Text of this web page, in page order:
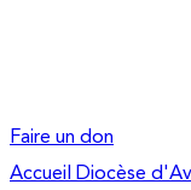
Faire un don
Accueil
Diocèse